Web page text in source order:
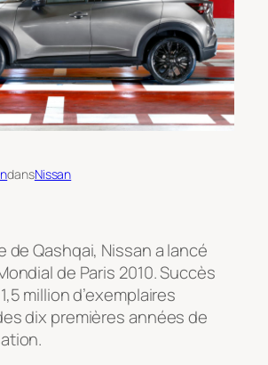
dansNissan
de Qashqai, Nissan a lancé
de Paris 2010. Succès
million d’exemplaires
dix premières années de